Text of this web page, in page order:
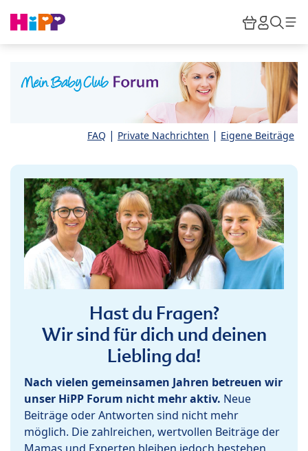
HiPP
FAQ | Private Nachrichten | Eigene Beiträge
Hast du Fragen?
Wir sind für dich und deinen
Liebling da!
Nach vielen gemeinsamen Jahren betreuen wir
unser HiPP Forum nicht mehr aktiv. Neue
Beiträge oder Antworten sind nicht mehr
möglich. Die zahlreichen, wertvollen Beiträge der